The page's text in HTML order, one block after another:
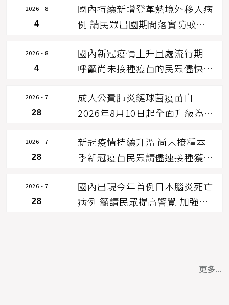
2026 - 8
4
國內持續新增登革熱境外移入病
例 請民眾出國期間落實防蚊措
醫
2026 - 8
4
國內新冠疫情上升且處流行期
呼籲尚未接種疫苗的民眾儘快接
我防護措施
2026 - 7
28
成人公費肺炎鏈球菌疫苗自
2026年8月10日起全面升級為
搞定」
2026 - 7
28
新冠疫情持續升溫 尚未接種本
季新冠疫苗民眾請儘速接種獲得
醫
2026 - 7
28
國內出現今年首例日本腦炎死亡
病例 籲請民眾提高警覺 加強防
更多...